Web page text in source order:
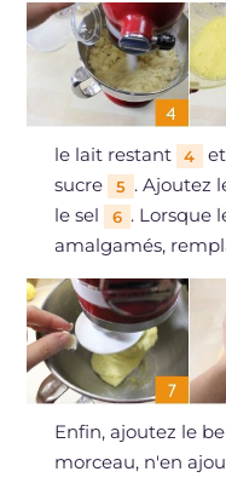
le lait restant 4
sucre
5 . Ajoutez
le sel
6 . Lorsque
amalgamés,
Enfin, ajoutez le
morceau, n'en